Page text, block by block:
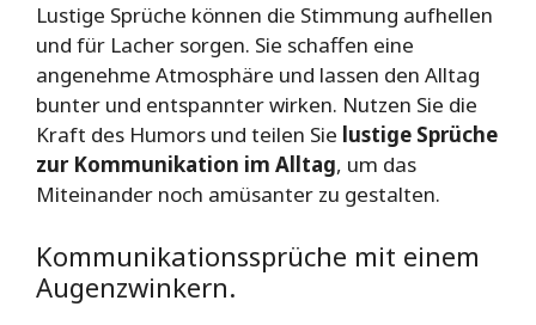
Lustige Sprüche können die Stimmung aufhellen
und für Lacher sorgen. Sie schaffen eine
angenehme Atmosphäre und lassen den Alltag
bunter und entspannter wirken. Nutzen Sie die
Kraft des Humors und teilen Sie lustige Sprüche
zur Kommunikation im Alltag, um das
Miteinander noch amüsanter zu gestalten.
Kommunikationssprüche mit einem
Augenzwinkern.